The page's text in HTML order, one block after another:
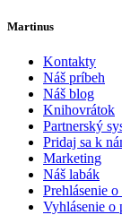
Martinus
Kontakty
Náš príbeh
Náš blog
Knihovrátok
Partnerský
Pridaj sa k
Marketing
Náš labák
Prehlásenie
Vyhlásenie o